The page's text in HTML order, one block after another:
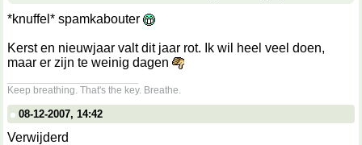
*knuffel* spamkabouter
Kerst en nieuwjaar valt dit jaar rot. Ik wil heel veel doen,
maar er zijn te weinig dagen
Keep breathing. That's the key. Breathe.
08-12-2007, 14:42
Verwijderd